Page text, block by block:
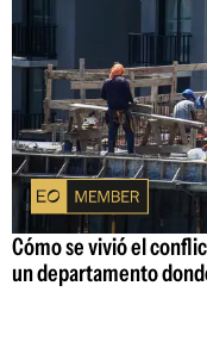
Cómo se vivió el
un departamento